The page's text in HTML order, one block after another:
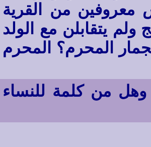
معروفين من القرية
يتقابلن مع الولد
المحرم؟ المحرم
وهل من كلمة للنساء